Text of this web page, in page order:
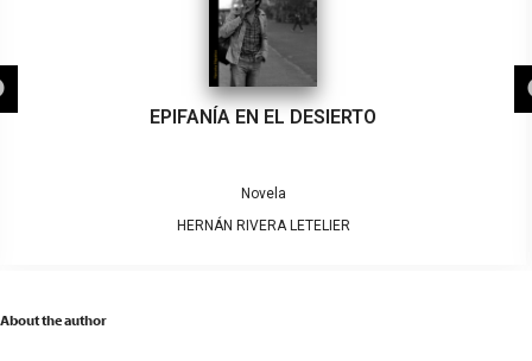
EPIFANÍA EN EL DESIERTO
Novela
HERNÁN RIVERA LETELIER
About the author